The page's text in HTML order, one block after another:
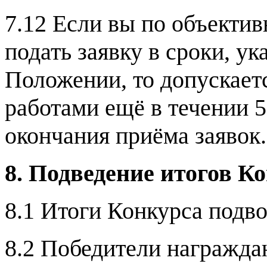
7.12 Если вы по
подать заявку в сроки,
Положении, то
работами ещё в течении
окончания приёма заявок.
8. Подведение итогов
8.1 Итоги Конкурса
8.2 Победители